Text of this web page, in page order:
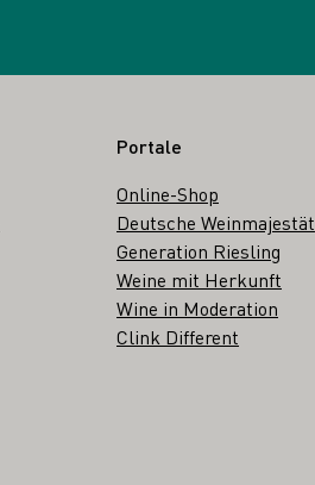
Portale
Online-Shop
Deutsche Weinmajestät
Generation Riesling
Weine mit Herkunft
Wine in Moderation
Clink Different